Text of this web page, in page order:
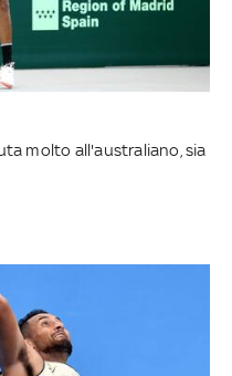
molto all'australiano, sia